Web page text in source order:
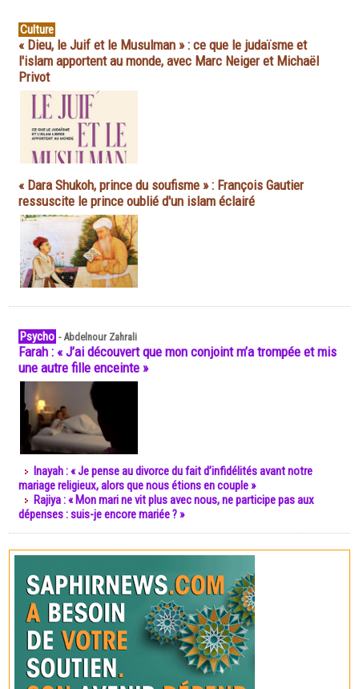
Culture
« Dieu, le Juif et le Musulman » : ce que le judaïsme et
l'islam apportent au monde, avec Marc Neiger et Michaël
Privot
« Dara Shukoh, prince du soufisme » : François Gautier
ressuscite le prince oublié d'un islam éclairé
Psycho -Abdelnour Zahrali
Farah : « J’ai découvert que mon conjoint m’a trompée et mis
une autre fille enceinte »
Inayah : « Je pense au divorce du fait d’infidélités avant notre
mariage religieux, alors que nous étions en couple »
Rajiya : « Mon mari ne vit plus avec nous, ne participe pas aux
dépenses : suis-je encore mariée ? »